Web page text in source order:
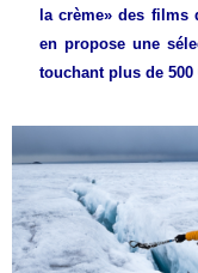
la crème» des films
en propose une
touchant plus de